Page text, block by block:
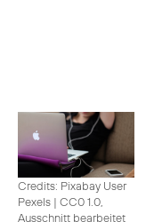
Credits: Pixabay User
Pexels | CC0 1.0,
Ausschnitt bearbeitet